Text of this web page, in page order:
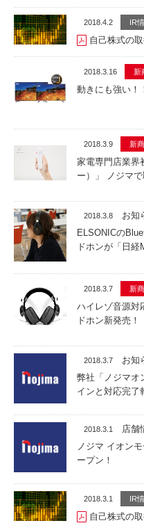
2018.4.2 IR
自己株式の
2018.3.16 新
動きにも強い！
2018.3.9 新
家電専門店業界
ー）」 ノジマ
2018.3.8
お知
ELSONICの
ドホンが「日
2018.3.7 新
ハイレゾ音源対
ドホン新発売！
2018.3.7
お知
弊社「ノジマオ
インと対応完了
2018.3.1
店舗
ノジマ イオン
ープン！
2018.3.1 IR
自己株式の